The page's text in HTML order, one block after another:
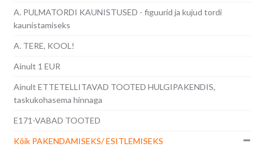
A. PULMATORDI KAUNISTUSED - figuurid ja kujud tordi
kaunistamiseks
A. TERE, KOOL!
Ainult 1 EUR
Ainult ETTETELLITAVAD TOOTED HULGIPAKENDIS,
taskukohasema hinnaga
E171-VABAD TOOTED
Kõik PAKENDAMISEKS/ ESITLEMISEKS